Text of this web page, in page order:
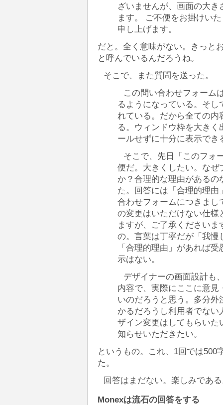
ざいませんが、画面の大
ます。 ご不便をお掛けい
申し上げます。
だと。全く意味がない。きっと
と呼んでいるんだろうね。
そこで、また質問を送った。
この問い合わせフォーム
るようになっている。そ
れている。だから全ての
る。ウィンドウ枠を大き
ールせずに十分に表示でき
そこで、先日「このフォ
便だ。大きくしたい。なぜ
か？合理的な理由がある
た。回答には「合理的理
合わせフォームにつきまし
の変更はいただけない仕様
ますが、ご了承ください
の。言葉は丁寧だが「我慢
「合理的理由」があれば
示はない。
デザイナーの画面設計も
内容で、実際にここに意
いのだろうと思う。多分
かるだろうし利用者でな
ザイン変更はしてもらいた
知らせいただきたい。
というもの。これ、1回では500
た。
回答はまだない。楽しみであ
Monexは流石の回答をする